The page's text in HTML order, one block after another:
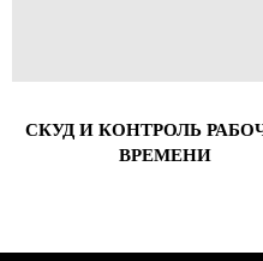
СКУД И КОНТРОЛЬ
ВРЕМЕНИ